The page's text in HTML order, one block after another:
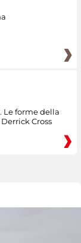
Le forme della
Cross